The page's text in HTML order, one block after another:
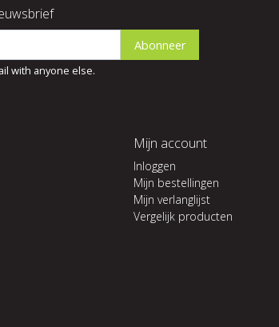
Abonneer
with anyone else.
Mijn account
Inloggen
Mijn bestellingen
Mijn verlanglijst
Vergelijk producten